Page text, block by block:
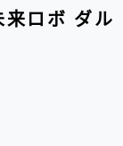
ロボ ダル